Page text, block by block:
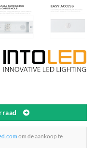
om de aankoop te